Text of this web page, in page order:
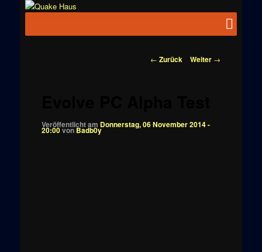
News zu
Beitragsnavigation
← Zurück Weiter →
Veröffentlicht am Donnerstag, 06 November 2014 -
20:00vonBadb0y